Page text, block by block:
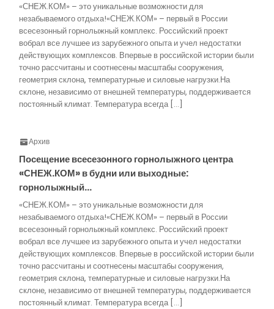
«СНЕЖ.КОМ» – это уникальные возможности для
незабываемого отдыха!«СНЕЖ.КОМ» – первый в России
всесезонный горнолыжный комплекс. Российский проект
вобрал все лучшее из зарубежного опыта и учел недостатки
действующих комплексов. Впервые в российской истории были
точно рассчитаны и соотнесены масштабы сооружения,
геометрия склона, температурные и силовые нагрузки.На
склоне, независимо от внешней температуры, поддерживается
постоянный климат. Температура всегда […]
Архив
Посещение всесезонного горнолыжного центра
«СНЕЖ.КОМ» в будни или выходные:
горнолыжный…
«СНЕЖ.КОМ» – это уникальные возможности для
незабываемого отдыха!«СНЕЖ.КОМ» – первый в России
всесезонный горнолыжный комплекс. Российский проект
вобрал все лучшее из зарубежного опыта и учел недостатки
действующих комплексов. Впервые в российской истории были
точно рассчитаны и соотнесены масштабы сооружения,
геометрия склона, температурные и силовые нагрузки.На
склоне, независимо от внешней температуры, поддерживается
постоянный климат. Температура всегда […]